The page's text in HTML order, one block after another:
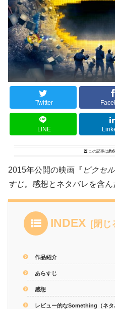
Twitter
LINE
この記事は約
2015年公開の映画『 ピクセル
すじ。 感想とネタバレを含ん
INDEX
作品紹介
あらすじ
感想
レビュー的なSomething（ネタ